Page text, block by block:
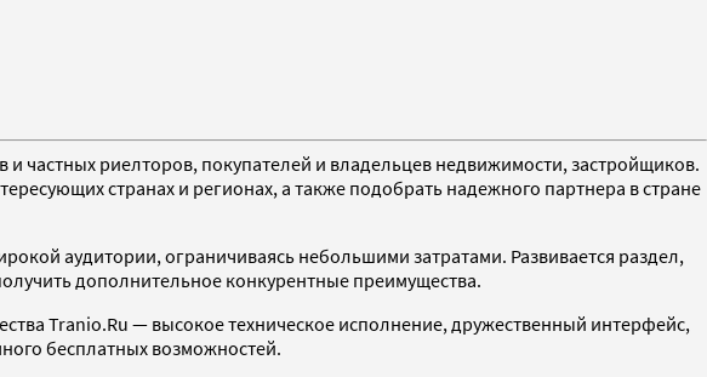
частных риелторов, покупателей и владельцев недвижимости, застройщиков.
странах и регионах, а также подобрать надежного партнера в стране
аудитории, ограничиваясь небольшими затратами. Развивается раздел,
дополнительное конкурентные преимущества.
Tranio.Ru — высокое техническое исполнение, дружественный интерфейс,
бесплатных возможностей.